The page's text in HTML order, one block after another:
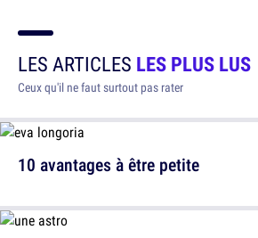
LES ARTICLES LES PLUS LUS
Ceux qu'il ne faut surtout pas rater
10 avantages à être petite